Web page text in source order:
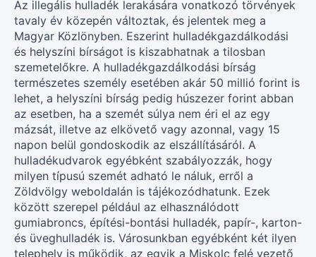
Az illegális hulladék lerakására vonatkozó törvények
tavaly év közepén változtak, és jelentek meg a
Magyar Közlönyben. Eszerint hulladékgazdálkodási
és helyszíni bírságot is kiszabhatnak a tilosban
szemetelőkre. A hulladékgazdálkodási bírság
természetes személy esetében akár 50 millió forint is
lehet, a helyszíni bírság pedig húszezer forint abban
az esetben, ha a szemét súlya nem éri el az egy
mázsát, illetve az elkövető vagy azonnal, vagy 15
napon belül gondoskodik az elszállításáról. A
hulladékudvarok egyébként szabályozzák, hogy
milyen típusú szemét adható le náluk, erről a
Zöldvölgy weboldalán is tájékozódhatunk. Ezek
között szerepel például az elhasználódott
gumiabroncs, építési-bontási hulladék, papír-, karton-
és üveghulladék is. Városunkban egyébként két ilyen
telephely is működik, az egyik a Miskolc felé vezető